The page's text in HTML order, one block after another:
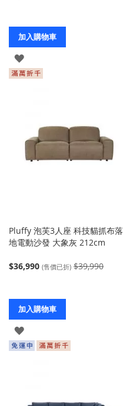
加入購物車
登
入
Pluffy 泡芙3人座 科技貓抓布落
地電動沙發 大象灰 212cm
$36,990 (售價已折) $39,990
加入購物車
登
入